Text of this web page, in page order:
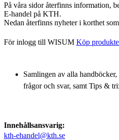
På våra sidor återfinns information,
E-handel på KTH.
Nedan återfinns nyheter i korthet
För inlogg till WISUM Köp
Samlingen av alla
frågor och svar, samt Tips &
Innehållsansvarig:
kth-ehandel@kth.se